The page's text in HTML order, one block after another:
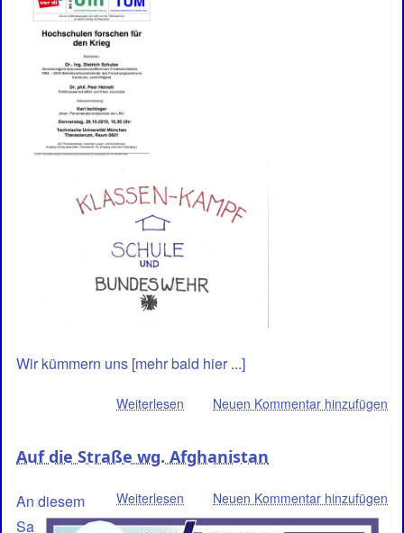
Wir kümmern uns [mehr bald hier ...]
Weiterlesen
Werben
fürs
Sterben
Neuen Kommentar hinzufügen
Auf die Straße wg. Afghanistan
Weiterlesen
Auf
Neuen Kommentar hinzufügen
An diesem
Sa